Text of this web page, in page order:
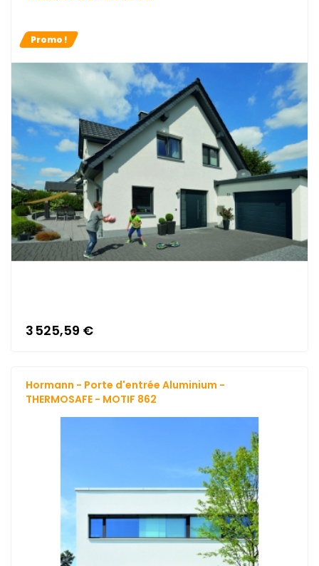
Promo !
3 525,59 €
Hormann - Porte d'entrée Aluminium -
THERMOSAFE - MOTIF 862